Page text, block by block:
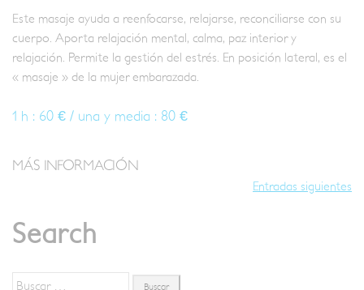
Este masaje ayuda a reenfocarse, relajarse, reconciliarse con su
cuerpo. Aporta relajación mental, calma, paz interior y
relajación. Permite la gestión del estrés. En posición lateral, es el
« masaje » de la mujer embarazada.
1 h : 60 € / una y media : 80 €
MÁS INFORMACIÓN
de
entradas
Entradas siguientes
Search
Buscar: